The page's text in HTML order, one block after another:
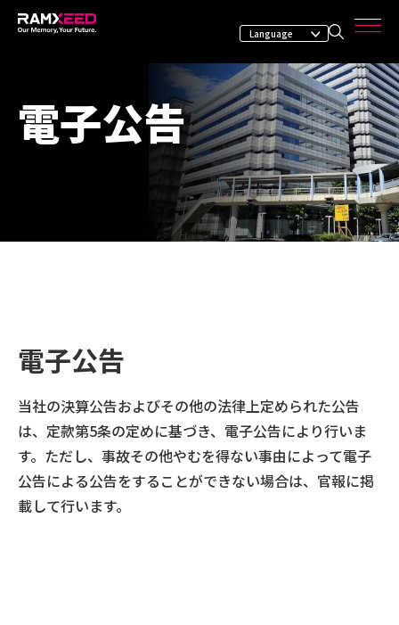
電子公告
電子公告
当社の決算公告およびその他の法律上定められた公告
は、定款第5条の定めに基づき、電子公告により行いま
す。ただし、事故その他やむを得ない事由によって電子
公告による公告をすることができない場合は、官報に掲
載して行います。